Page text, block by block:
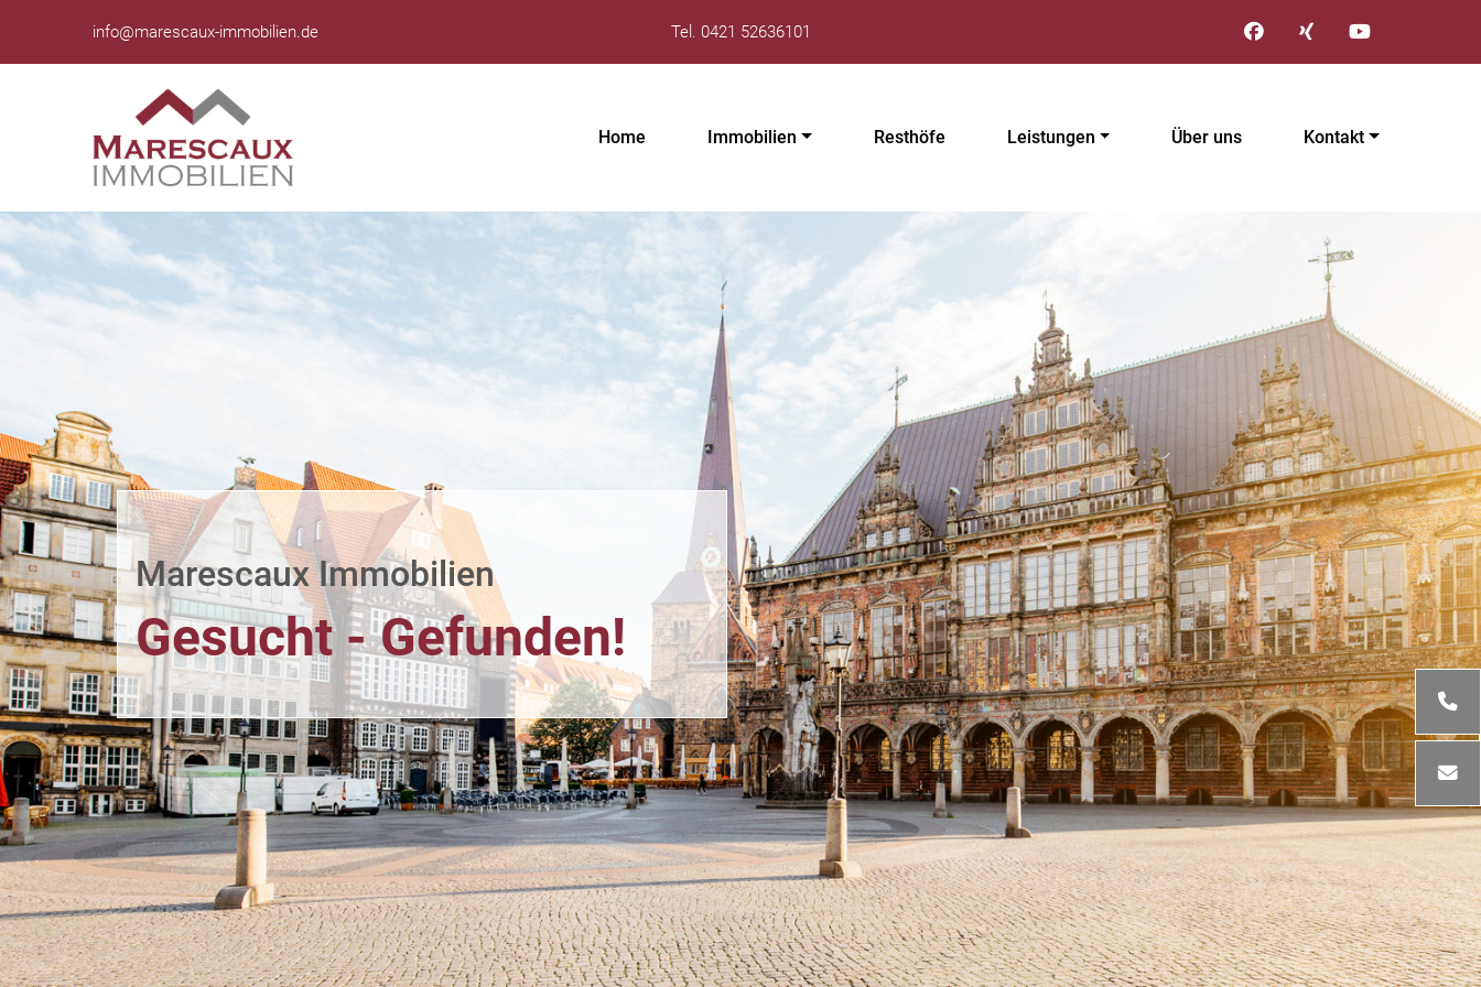
info@marescaux-immobilien.de Tel. 0421 52636101
Home Immobilien Resthöfe Leistungen Über uns Kontakt
Marescaux Immobilien
Gesucht - Gefunden!